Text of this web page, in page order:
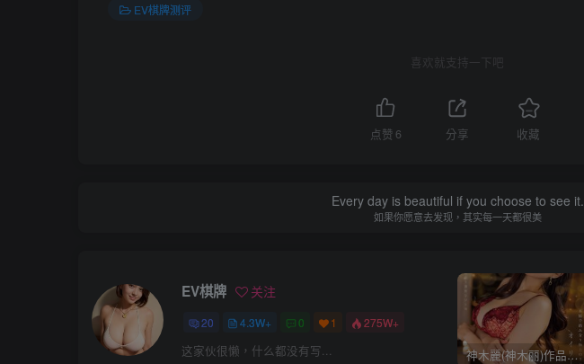
EV棋牌测评
喜欢就支持一下吧
点赞 6 分享 收藏
Every day is beautiful if you choose to see it.
如果你愿意去发现，其实每一天都很美
EV棋牌 关注
20 4.3W+ 0 1 275W+
这家伙很懒，什么都没有写... 神木麗(神木丽)作品STARS-804发布！出道一周年，华丽布拉甲闪亮动人！【EV棋牌】